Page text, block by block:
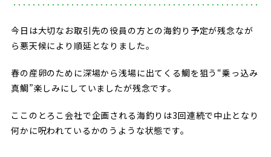
今日は大切なお取引先の役員の方との海釣り予定が残念なが
ら悪天候により順延となりました。
春の産卵のために深場から浅場に出てくる鯛を狙う“乗っ込み
真鯛”楽しみにしていましたが残念です。
ここのとろこ会社で企画される海釣りは3回連続で中止となり
何かに呪われているかのうような状態です。